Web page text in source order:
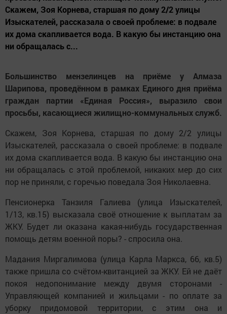
Скажем, Зоя Корнева, старшая по дому 2/2 улицы
Изыскателей, рассказала о своей проблеме: в подвале
их дома скапливается вода. В какую бы инстанцию она
ни обращалась с...
Большинство мензелинцев на приёме у Алмаза
Шарипова, проведённом в рамках Единого дня приёма
граждан партии «Единая Россия», выразило свои
просьбы, касающиеся жилищно-коммунальных служб.
Скажем, Зоя Корнева, старшая по дому 2/2 улицы
Изыскателей, рассказала о своей проблеме: в подвале
их дома скапливается вода. В какую бы инстанцию она
ни обращалась с этой проблемой, никаких мер до сих
пор не приняли, с горечью поведала Зоя Николаевна.
Пенсионерка Танзиля Галиева (улица Изыскателей,
1/13, кв.15) высказала своё отношение к выплатам за
ЖКУ. Будет ли оказана какая-нибудь государственная
помощь детям военной поры? - спросила она.
Мадания Миргалимова (улица Карла Маркса, 66, кв.5)
также пришла со счётом-квитанцией за ЖКУ. Ей не даёт
покоя недопонимание между двумя сторонами -
Управляющей компанией и жильцами - по оплате за
уборку придомовой территории, с этим она и